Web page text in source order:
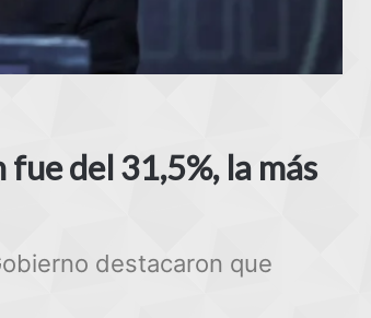
del 31,5%, la más
destacaron que